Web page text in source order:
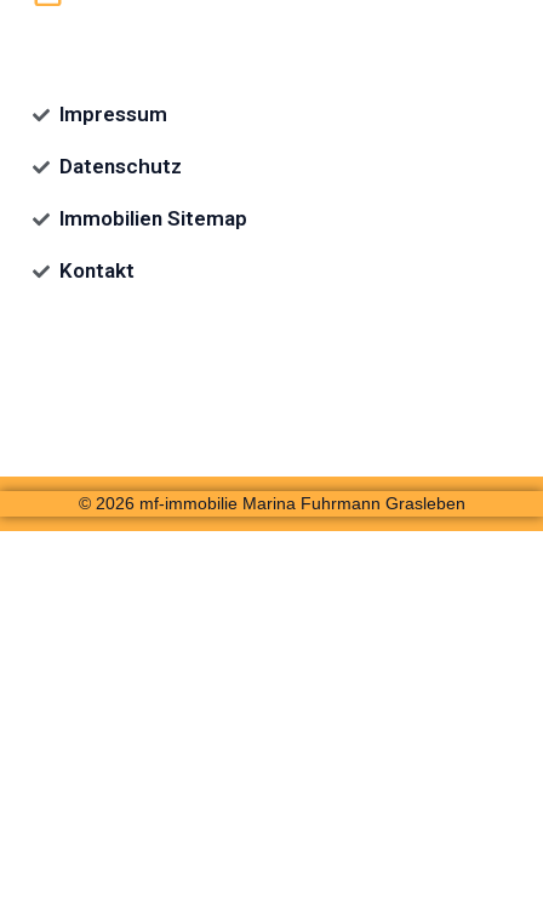
Impressum
Datenschutz
Immobilien Sitemap
Kontakt
© 2026 mf-immobilie Marina Fuhrmann Grasleben